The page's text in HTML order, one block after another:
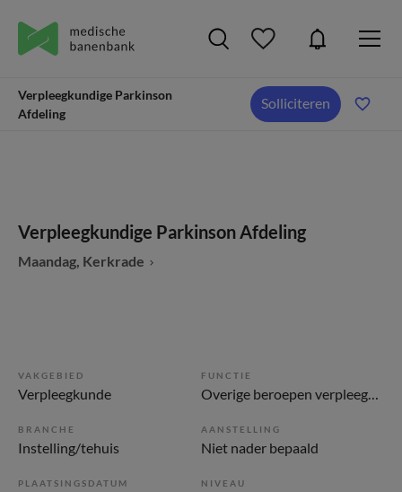
Verpleegkundige Parkinson
Afdeling
Solliciteren
Verpleegkundige Parkinson Afdeling
Maandag, Kerkrade
VAKGEBIED
Verpleegkunde
FUNCTIE
Overige beroepen verpleegkunde
BRANCHE
Instelling/tehuis
AANSTELLING
Niet nader bepaald
PLAATSINGSDATUM NIVEAU